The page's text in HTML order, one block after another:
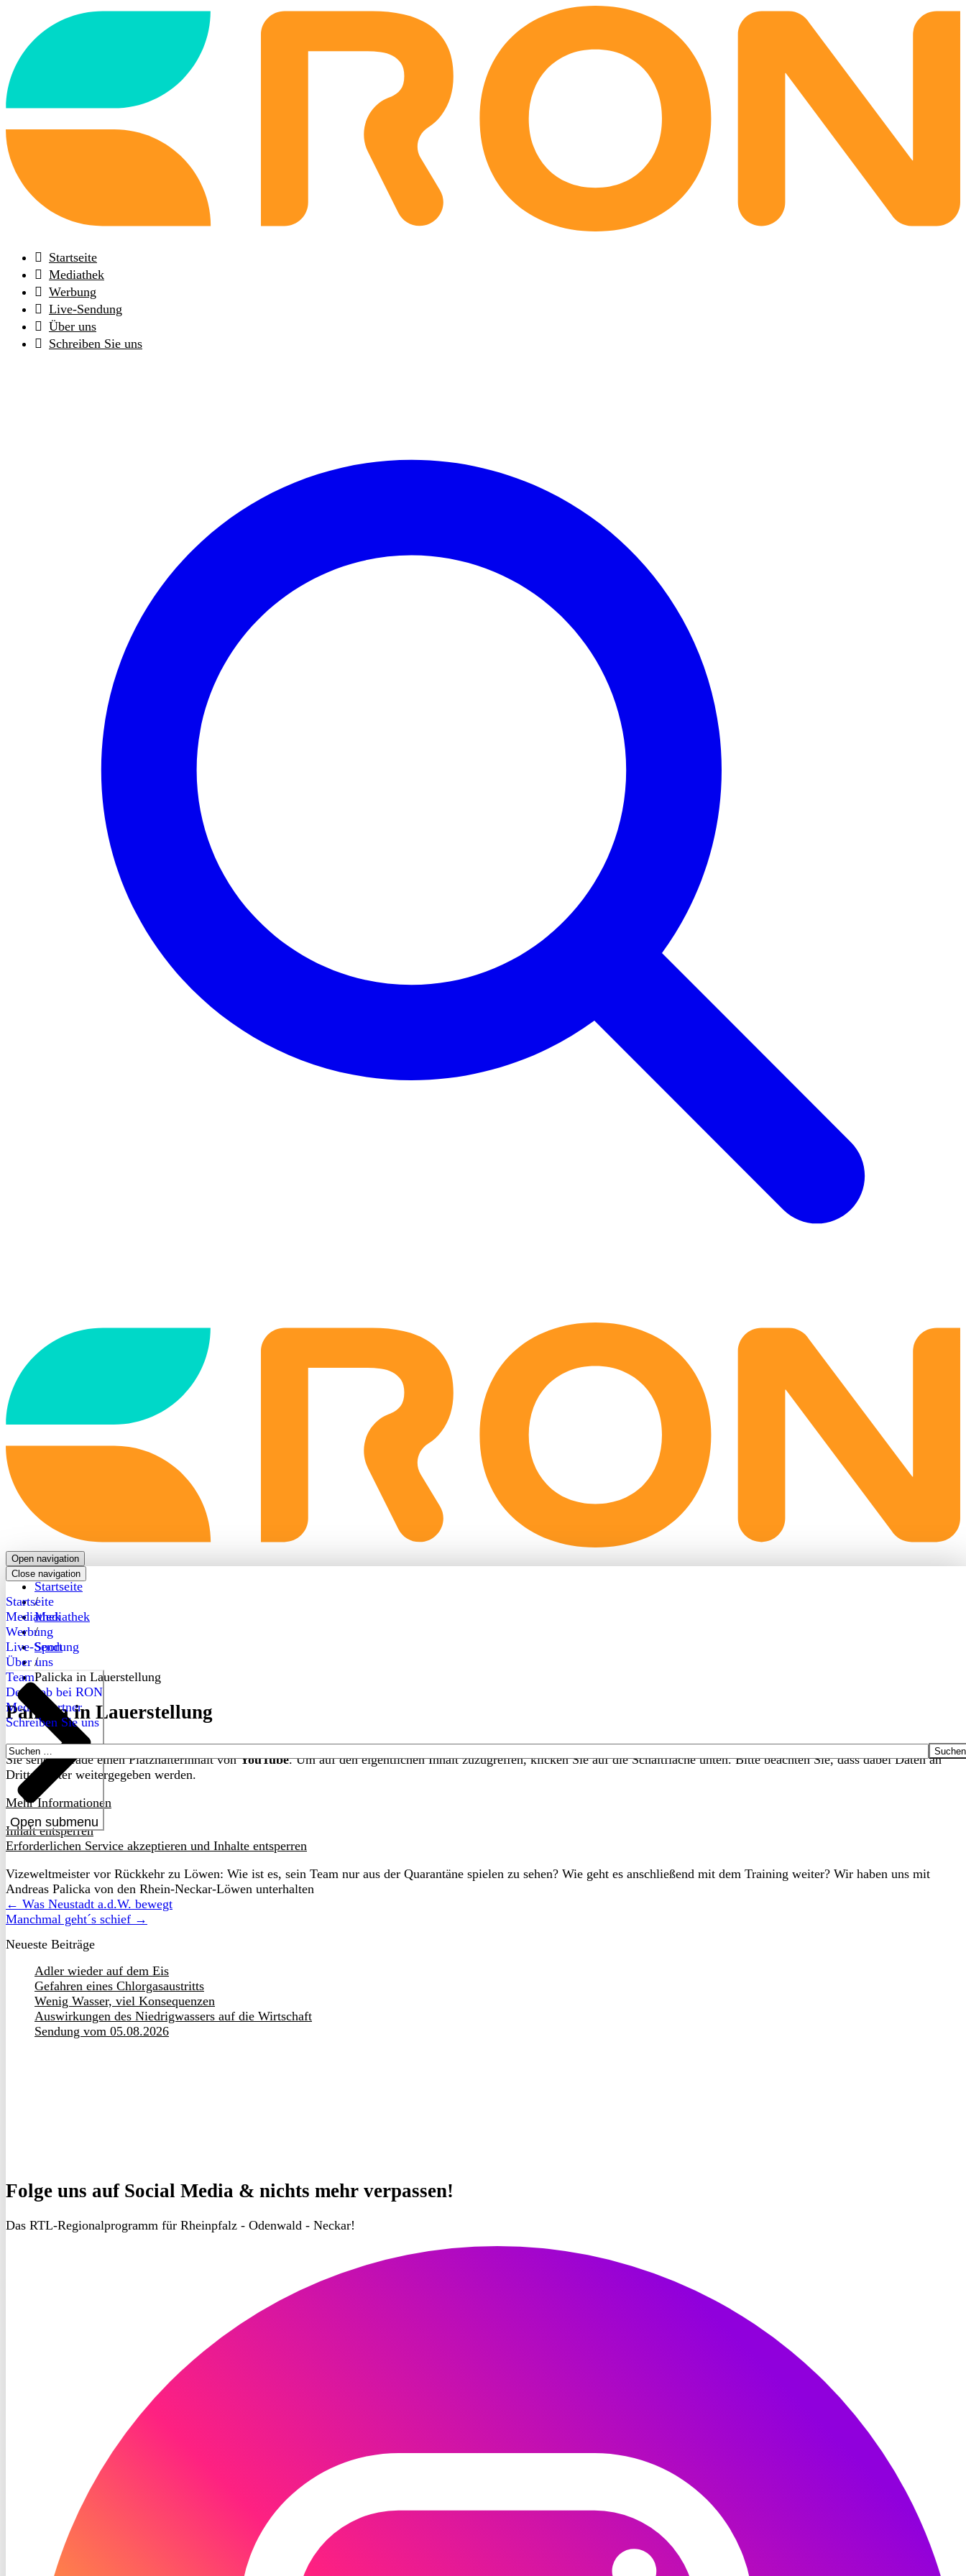
frontpage
Startseite
Mediathek
Werbung
Live-Sendung
Über uns
Schreiben Sie uns
frontpage
Open navigation
Close navigation
Startseite
Mediathek
Werbung
Live-Sendung
Über uns
Open submenu
Team
Dein Job bei RON
Medienpartner
Schreiben Sie uns
Suchen
nach:
Startseite
/
Mediathek
/
Sport
/
Palicka in Lauerstellung
Palicka in Lauerstellung
Sie sehen gerade einen Platzhalterinhalt vonYouTube. Um auf den eigentlichen Inhalt zuzugreifen, klicken Sie auf die Schaltfläche unten. Bitte beachten Sie, dass dabei Daten an
Drittanbieter weitergegeben werden.
Mehr Informationen
Inhalt entsperren
Erforderlichen Service akzeptieren und Inhalte entsperren
Vizeweltmeister vor Rückkehr zu Löwen: Wie ist es, sein Team nur aus der Quarantäne spielen zu sehen? Wie geht es anschließend mit dem Training weiter? Wir haben uns mit
Andreas Palicka von den Rhein-Neckar-Löwen unterhalten
← Was Neustadt a.d.W. bewegt
Manchmal geht´s schief →
Neueste Beiträge
Adler wieder auf dem Eis
Gefahren eines Chlorgasaustritts
Wenig Wasser, viel Konsequenzen
Auswirkungen des Niedrigwassers auf die Wirtschaft
Sendung vom 05.08.2026
Folge uns auf Social Media & nichts mehr verpassen!
Das RTL-Regionalprogramm für Rheinpfalz - Odenwald - Neckar!